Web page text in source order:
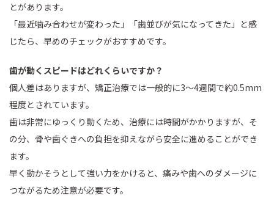
とがあります。
「最近噛み合わせが変わった」「歯並びが気になってきた」と感
じたら、早めのチェックがおすすめです。
歯が動くスピードはどれくらいですか？
個人差はありますが、矯正治療では一般的に3～4週間で約0.5mm
程度とされています。
歯は非常にゆっくり動くため、治療には時間がかかりますが、そ
の分、骨や歯ぐきへの負担を抑えながら安全に進めることができ
ます。
早く動かそうとして強い力をかけると、痛みや歯へのダメージに
つながるため注意が必要です。